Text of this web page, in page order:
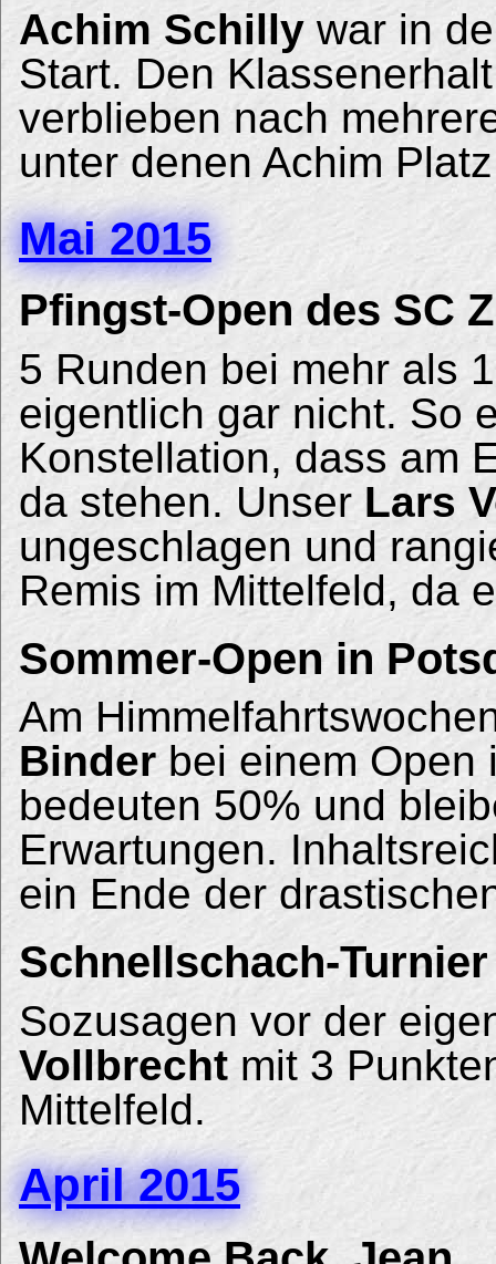
Achim Schilly war in
Start. Den
verblieben nach
unter denen Achim
Mai 2015
Pfingst-Open des SC
5 Runden bei mehr als
eigentlich gar nicht. So
Konstellation, dass am
da stehen. Unser Lars
ungeschlagen und
Remis im Mittelfeld, da
Sommer-Open in
Am
Binderbei einem Open
bedeuten 50% und
Erwartungen.
ein Ende der
Schnellschach-
Sozusagen vor der
Vollbrecht mit 3
Mittelfeld.
April 2015